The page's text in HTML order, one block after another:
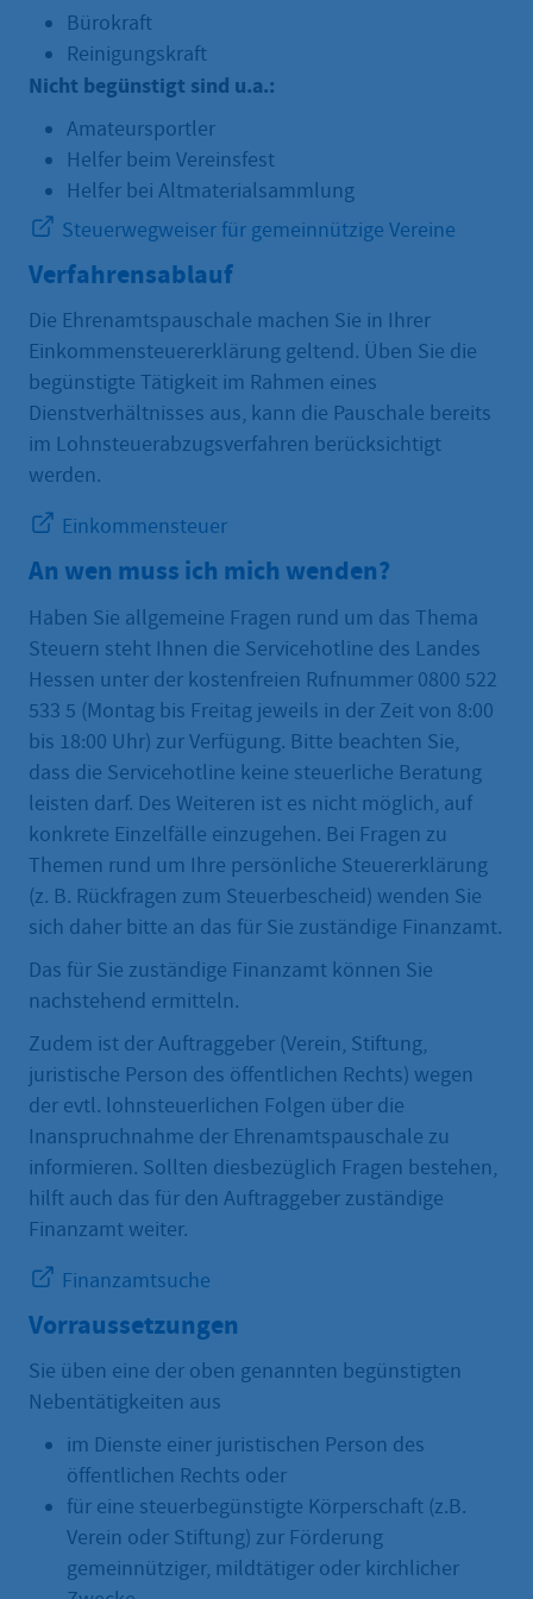
Bürokraft
Reinigungskraft
Nicht begünstigt sind u.a.:
Amateursportler
Helfer beim Vereinsfest
Helfer bei Altmaterialsammlung
Steuerwegweiser für gemeinnützige Vereine
Verfahrensablauf
Die Ehrenamtspauschale machen Sie in Ihrer
Einkommensteuererklärung geltend. Üben Sie die
begünstigte Tätigkeit im Rahmen eines
Dienstverhältnisses aus, kann die Pauschale bereits
im Lohnsteuerabzugsverfahren berücksichtigt
werden.
Einkommensteuer
An wen muss ich mich wenden?
Haben Sie allgemeine Fragen rund um das Thema
Steuern steht Ihnen die Servicehotline des Landes
Hessen unter der kostenfreien Rufnummer 0800 522
533 5 (Montag bis Freitag jeweils in der Zeit von 8:00
bis 18:00 Uhr) zur Verfügung. Bitte beachten Sie,
dass die Servicehotline keine steuerliche Beratung
leisten darf. Des Weiteren ist es nicht möglich, auf
konkrete Einzelfälle einzugehen. Bei Fragen zu
Themen rund um Ihre persönliche Steuererklärung
(z. B. Rückfragen zum Steuerbescheid) wenden Sie
sich daher bitte an das für Sie zuständige Finanzamt.
Das für Sie zuständige Finanzamt können Sie
nachstehend ermitteln.
Zudem ist der Auftraggeber (Verein, Stiftung,
juristische Person des öffentlichen Rechts) wegen
der evtl. lohnsteuerlichen Folgen über die
Inanspruchnahme der Ehrenamtspauschale zu
informieren. Sollten diesbezüglich Fragen bestehen,
hilft auch das für den Auftraggeber zuständige
Finanzamt weiter.
Finanzamtsuche
Vorraussetzungen
Sie üben eine der oben genannten begünstigten
Nebentätigkeiten aus
im Dienste einer juristischen Person des
öffentlichen Rechts oder
für eine steuerbegünstigte Körperschaft (z.B.
Verein oder Stiftung) zur Förderung
gemeinnütziger, mildtätiger oder kirchlicher